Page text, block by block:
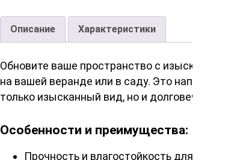
Описание Характеристики
Обновите ваше пространство с изысканной
на вашей веранде или в саду. Это напольное
только изысканный вид, но и долговечность
Особенности и преимущества:
Прочность и влагостойкость для